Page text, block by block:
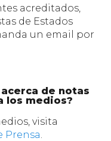
acreditados,
de Estados
un email por
de notas
los medios?
visita
Prensa.